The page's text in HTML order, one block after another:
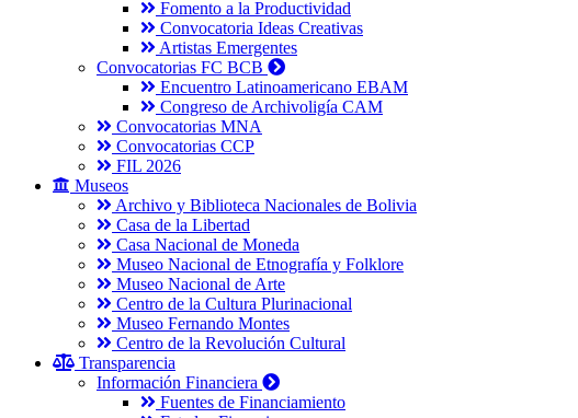
Fomento a la Productividad
Convocatoria Ideas Creativas
Artistas Emergentes
Convocatorias FC BCB
Encuentro Latinoamericano EBAM
Congreso de Archivoligía CAM
Convocatorias MNA
Convocatorias CCP
FIL 2026
Museos
Archivo y Biblioteca Nacionales de Bolivia
Casa de la Libertad
Casa Nacional de Moneda
Museo Nacional de Etnografía y Folklore
Museo Nacional de Arte
Centro de la Cultura Plurinacional
Museo Fernando Montes
Centro de la Revolución Cultural
Transparencia
Información Financiera
Fuentes de Financiamiento